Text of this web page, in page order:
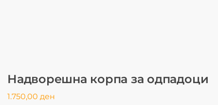
Надворешна корпа за одпадоци
1.750,00 ден